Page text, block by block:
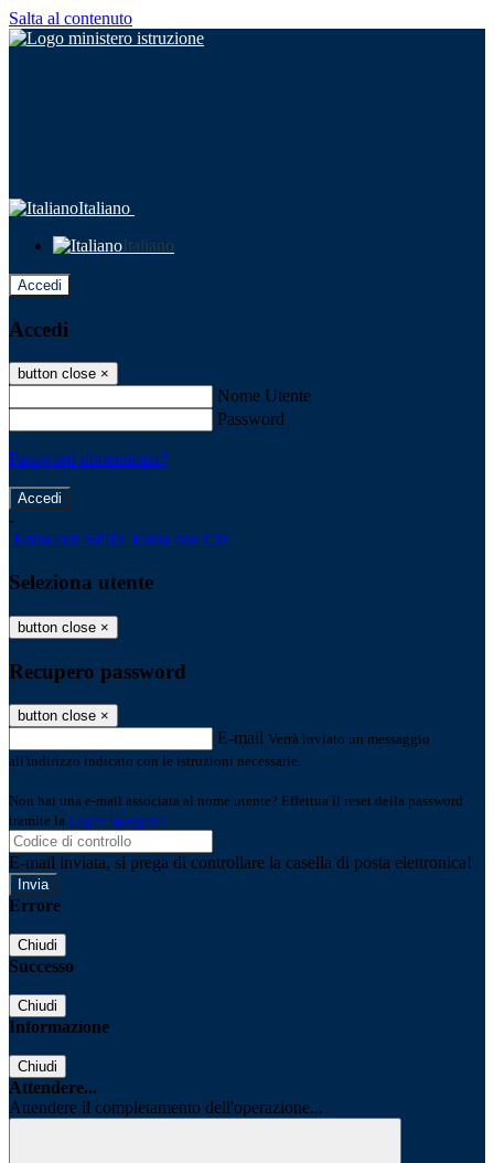
Salta al contenuto
Italiano
Italiano
Accedi
Accedi
button close ×
Nome Utente
Password
Password dimenticata?
-
Entra con SPID Entra con CIE
Seleziona utente
button close ×
Recupero password
button close ×
E-mail Verrà inviato un messaggio
all'indirizzo indicato con le istruzioni necessarie.
Non hai una e-mail associata al nome utente? Effettua il reset della password
tramite la Login Spaggiari
E-mail inviata, si prega di controllare la casella di posta elettronica!
Errore
Chiudi
Successo
Chiudi
Informazione
Chiudi
Attendere...
Attendere il completamento dell'operazione...